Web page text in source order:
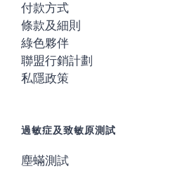
付款方式
條款及細則
綠色夥伴
聯盟行銷計劃
私隱政策
過敏症及致敏原測試
塵蟎測試